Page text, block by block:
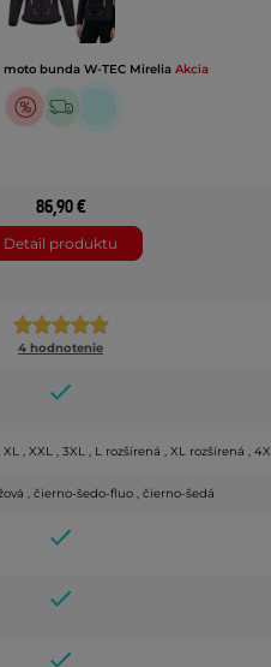
moto bunda W-TEC Mirelia Akcia
86,90 €
Detail produktu
4 hodnotenie
, XXL , 3XL , L rozšírená , XL rozšírená ,
, čierno-šedo-fluo , čierno-šedá